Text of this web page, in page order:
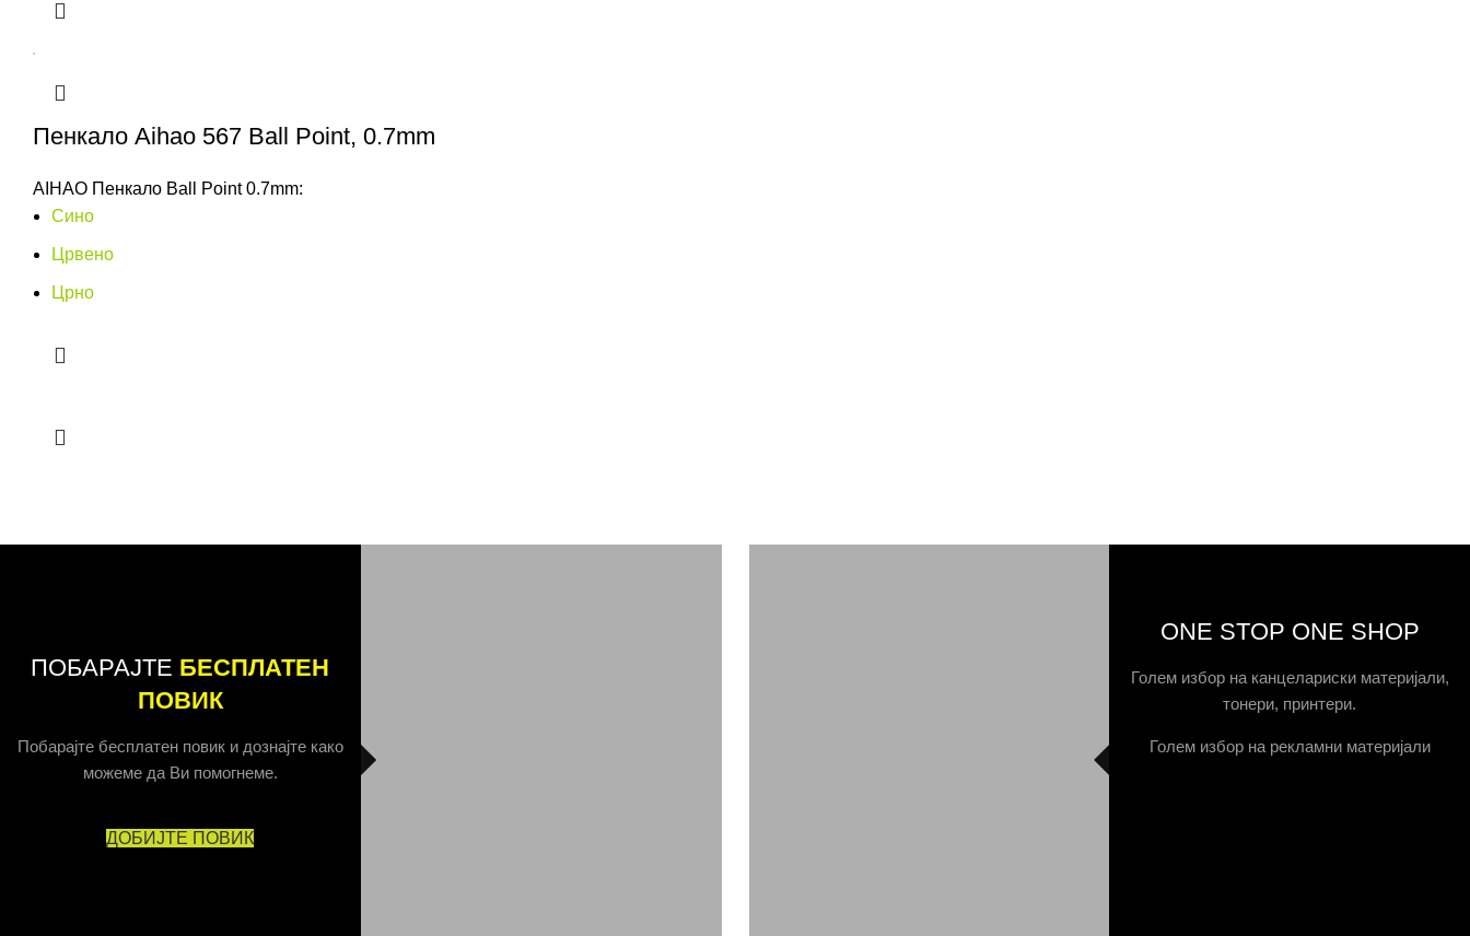
Пенкало Aihao 567 Ball Point, 0.7mm
AIHAO Пенкало Ball Point 0.7mm:
Сино
Црвено
Црно
ПОБАРАЈТЕ БЕСПЛАТЕН
ПОВИК
Побарајте бесплатен повик и дознајте како
можеме да Ви помогнеме.
ДОБИЈТЕ ПОВИК
ONE STOP ONE SHOP
Голем избор на канцелариски материјали,
тонери, принтери.
Голем избор на рекламни материјали